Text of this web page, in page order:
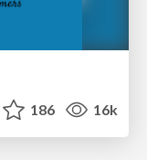
186 16k